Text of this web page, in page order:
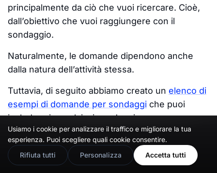
principalmente da ciò che vuoi ricercare. Cioè,
dall’obiettivo che vuoi raggiungere con il
sondaggio.
Naturalmente, le domande dipendono anche
dalla natura dell’attività stessa.
Tuttavia, di seguito abbiamo creato un elenco di
esempi di domande per sondaggi che puoi
includere in qualsiasi sondaggio.
Esempi di domande aperte
Usiamo i cookie per analizzare il traffico e migliorare la tua
esperienza. Puoi scegliere quali cookie consentire.
Rifiuta tutti
Personalizza Accetta tutti
🇬🇧 Would you prefer this site in English?
View in English